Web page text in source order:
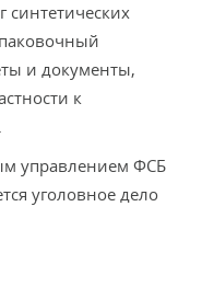
синтетических
и документы,
к
управлением ФСБ
уголовное дело